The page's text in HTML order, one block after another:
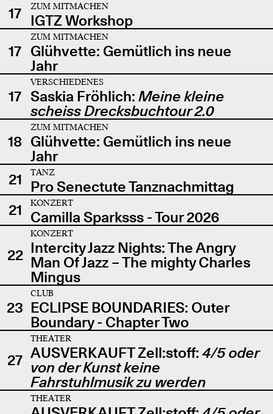
17
ZUM MITMACHEN
IGTZ Workshop
17
ZUM MITMACHEN
Glühvette: Gemütlich ins neue
Jahr
17
VERSCHIEDENES
Saskia Fröhlich: Meine kleine
scheiss Drecksbuchtour 2.0
18
ZUM MITMACHEN
Glühvette: Gemütlich ins neue
Jahr
21
TANZ
Pro Senectute Tanznachmittag
21
KONZERT
Camilla Sparksss - Tour 2026
22
KONZERT
Intercity Jazz Nights: The Angry
Man Of Jazz – The mighty Charles
Mingus
23
CLUB
ECLIPSE BOUNDARIES: Outer
Boundary - Chapter Two
27
THEATER
AUSVERKAUFT Zell:stoff: 4/5 oder
von der Kunst keine
Fahrstuhlmusik zu werden
THEATER